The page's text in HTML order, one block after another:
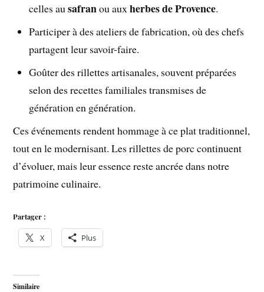
celles ausafranou auxherbes de Provence.
Participer à des ateliers de fabrication, où des chefs
partagent leur savoir-faire.
Goûter des rillettes artisanales, souvent préparées
selon des recettes familiales transmises de
génération en génération.
Ces événements rendent hommage à ce plat traditionnel,
tout en le modernisant. Les rillettes de porc continuent
d’évoluer, mais leur essence reste ancrée dans notre
patrimoine culinaire.
Partager :
X Plus
Similaire